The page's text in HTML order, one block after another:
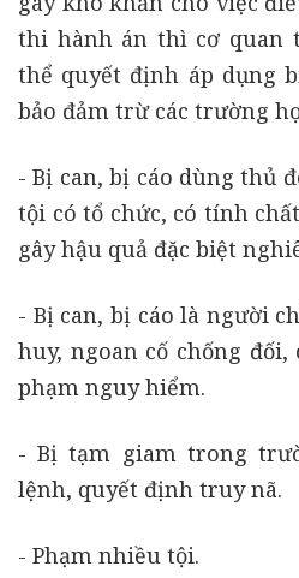
thi hành án thì cơ quan
thể quyết định áp dụng
bảo đảm trừ các trường
- Bị can, bị cáo dùng thủ
tội có tổ chức, có tính
gây hậu quả đặc biệt
- Bị can, bị cáo là người
huy, ngoan cố chống
phạm nguy hiểm.
- Bị tạm giam trong
lệnh, quyết định truy nã.
- Phạm nhiều tội.